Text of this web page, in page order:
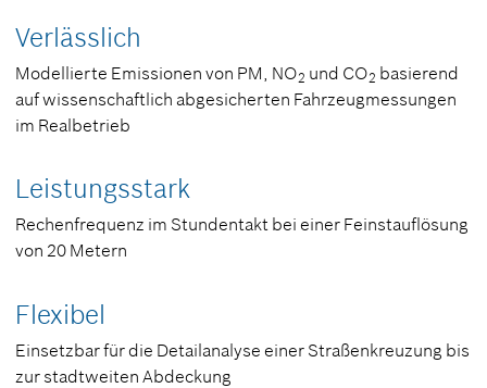
Verlässlich
Modellierte Emissionen von PM, NO2 und CO2 basierend
auf wissenschaftlich abgesicherten Fahrzeugmessungen
im Realbetrieb
Leistungsstark
Rechenfrequenz im Stundentakt bei einer Feinstauflösung
von 20 Metern
Flexibel
Einsetzbar für die Detailanalyse einer Straßenkreuzung bis
zur stadtweiten Abdeckung